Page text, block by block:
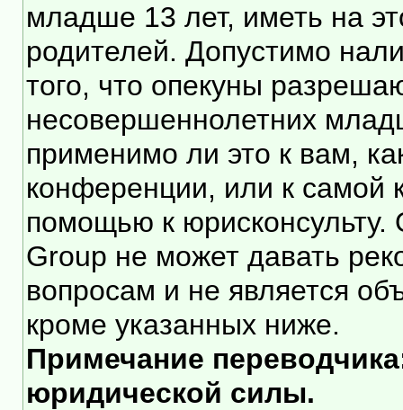
младше 13 лет, иметь на
родителей. Допустимо
того, что опекуны
несовершеннолетних
применимо ли это к вам,
конференции, или к самой
помощью к
Group не может давать
вопросам и не является
кроме указанных ниже.
Примечание
юридической силы.